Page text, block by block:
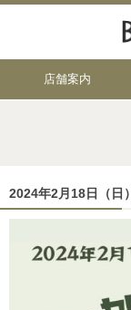
店舗案内
2024年2月18日（